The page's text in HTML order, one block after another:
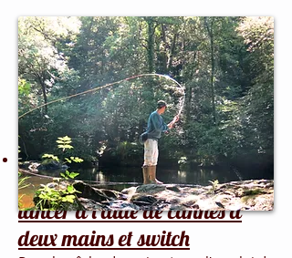
Stage "Spey Cast en
Bretagne" pour apprendre à
lancer à l'aide de cannes à
deux mains et switch